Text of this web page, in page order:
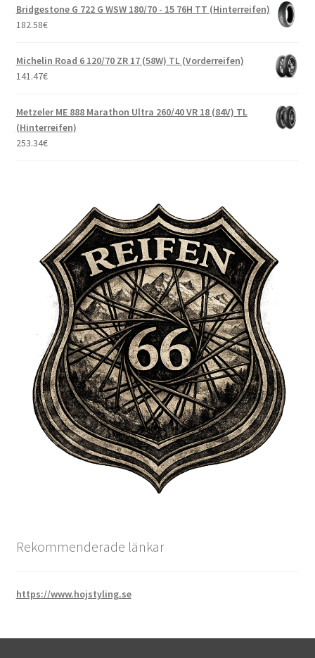
Bridgestone G 722 G WSW 180/70 - 15 76H TT (Hinterreifen)
182.58€
Michelin Road 6 120/70 ZR 17 (58W) TL (Vorderreifen)
141.47€
Metzeler ME 888 Marathon Ultra 260/40 VR 18 (84V) TL
(Hinterreifen)
253.34€
Rekommenderade länkar
https://www.hojstyling.se